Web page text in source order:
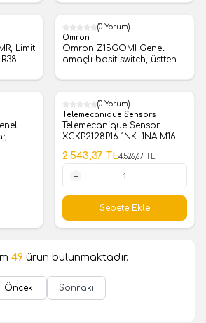
Limit
%50
(0 Yorum)
Omron
Omron Z15GOMI Genel
amaçlı basit switch, üstten
terminali
%44
(0 Yorum)
Telemecanique Sensors
Telemecanique Sensor
XCKP2128P16 1NK+1NA M16
Manivela Pimi Limit Switch
4.526,67
2.543,37 TL
1 Adet
Sepete Ekle
49 ürün bulunmaktadır.
Önceki Sonraki